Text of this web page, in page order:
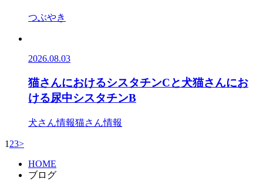
つぶやき
2026.08.03
猫さんにおけるシスタチンCと犬猫さんにお
ける尿中シスタチンB
犬さん情報猫さん情報
1 23>
HOME
ブログ